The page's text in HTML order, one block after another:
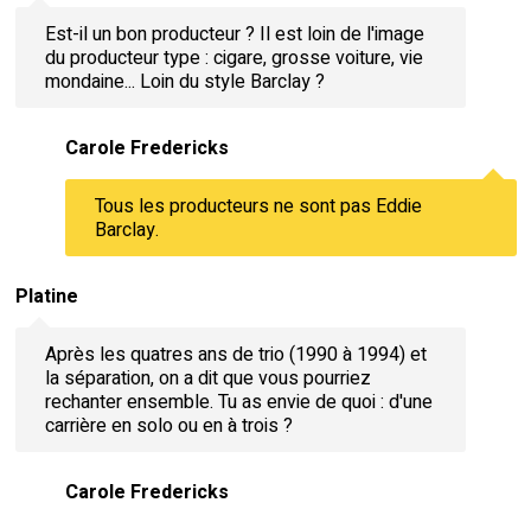
Est-il un bon producteur ? Il est loin de l'image
du producteur type : cigare, grosse voiture, vie
mondaine... Loin du style Barclay ?
Carole Fredericks
Tous les producteurs ne sont pas Eddie
Barclay.
Platine
Après les quatres ans de trio (1990 à 1994) et
la séparation, on a dit que vous pourriez
rechanter ensemble. Tu as envie de quoi : d'une
carrière en solo ou en à trois ?
Carole Fredericks